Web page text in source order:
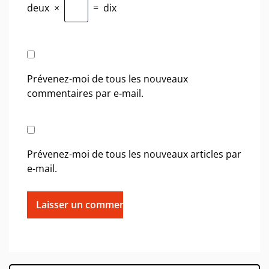
deux × = dix
Prévenez-moi de tous les nouveaux
commentaires par e-mail.
Prévenez-moi de tous les nouveaux articles par
e-mail.